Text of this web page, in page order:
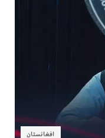
افغانستان